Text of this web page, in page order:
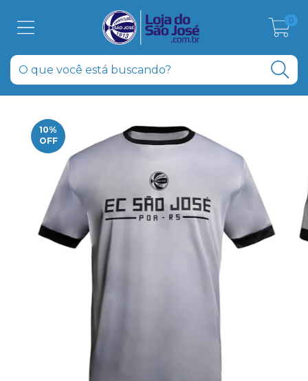
0
10%
OFF